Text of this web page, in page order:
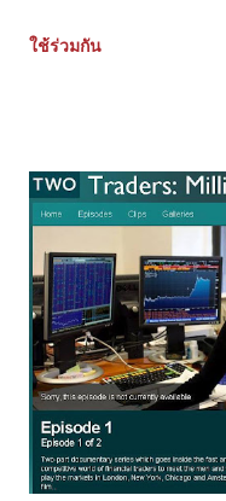
พัฒนาไปมากในช่วงปีนี้คือ
สถานการณ์ที่เกิด ประเมิ
หนักเพื่อคัดกรอง จากนั้นชิ
การเข้าออกที่เร็วและมีป
ตลาด เกิดการเคลื่อนที่ขอ
ใจ ของผู้เล่น อื่นๆในตลาด
การเข้าออก เพื่อเก็บกำไ
เป็นกลยุทธ์แล้วเป็นความ
ระดับนี้ แน่นอนว่าอนาคต
ใช้ร่วมกัน